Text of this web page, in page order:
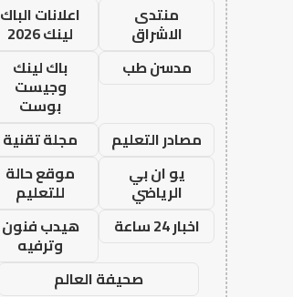
منتدى
الاشراق
اعلانات الباك
لينك 2026
مدسن طب
باك لينك
وجيست
بوست
مصادر التعليم
مجلة تقنية
يو ان بي
الرياضي
موقع حالة
للتعليم
اخبار 24 ساعة
هيدب فنون
وترفيه
صحيفة العالم